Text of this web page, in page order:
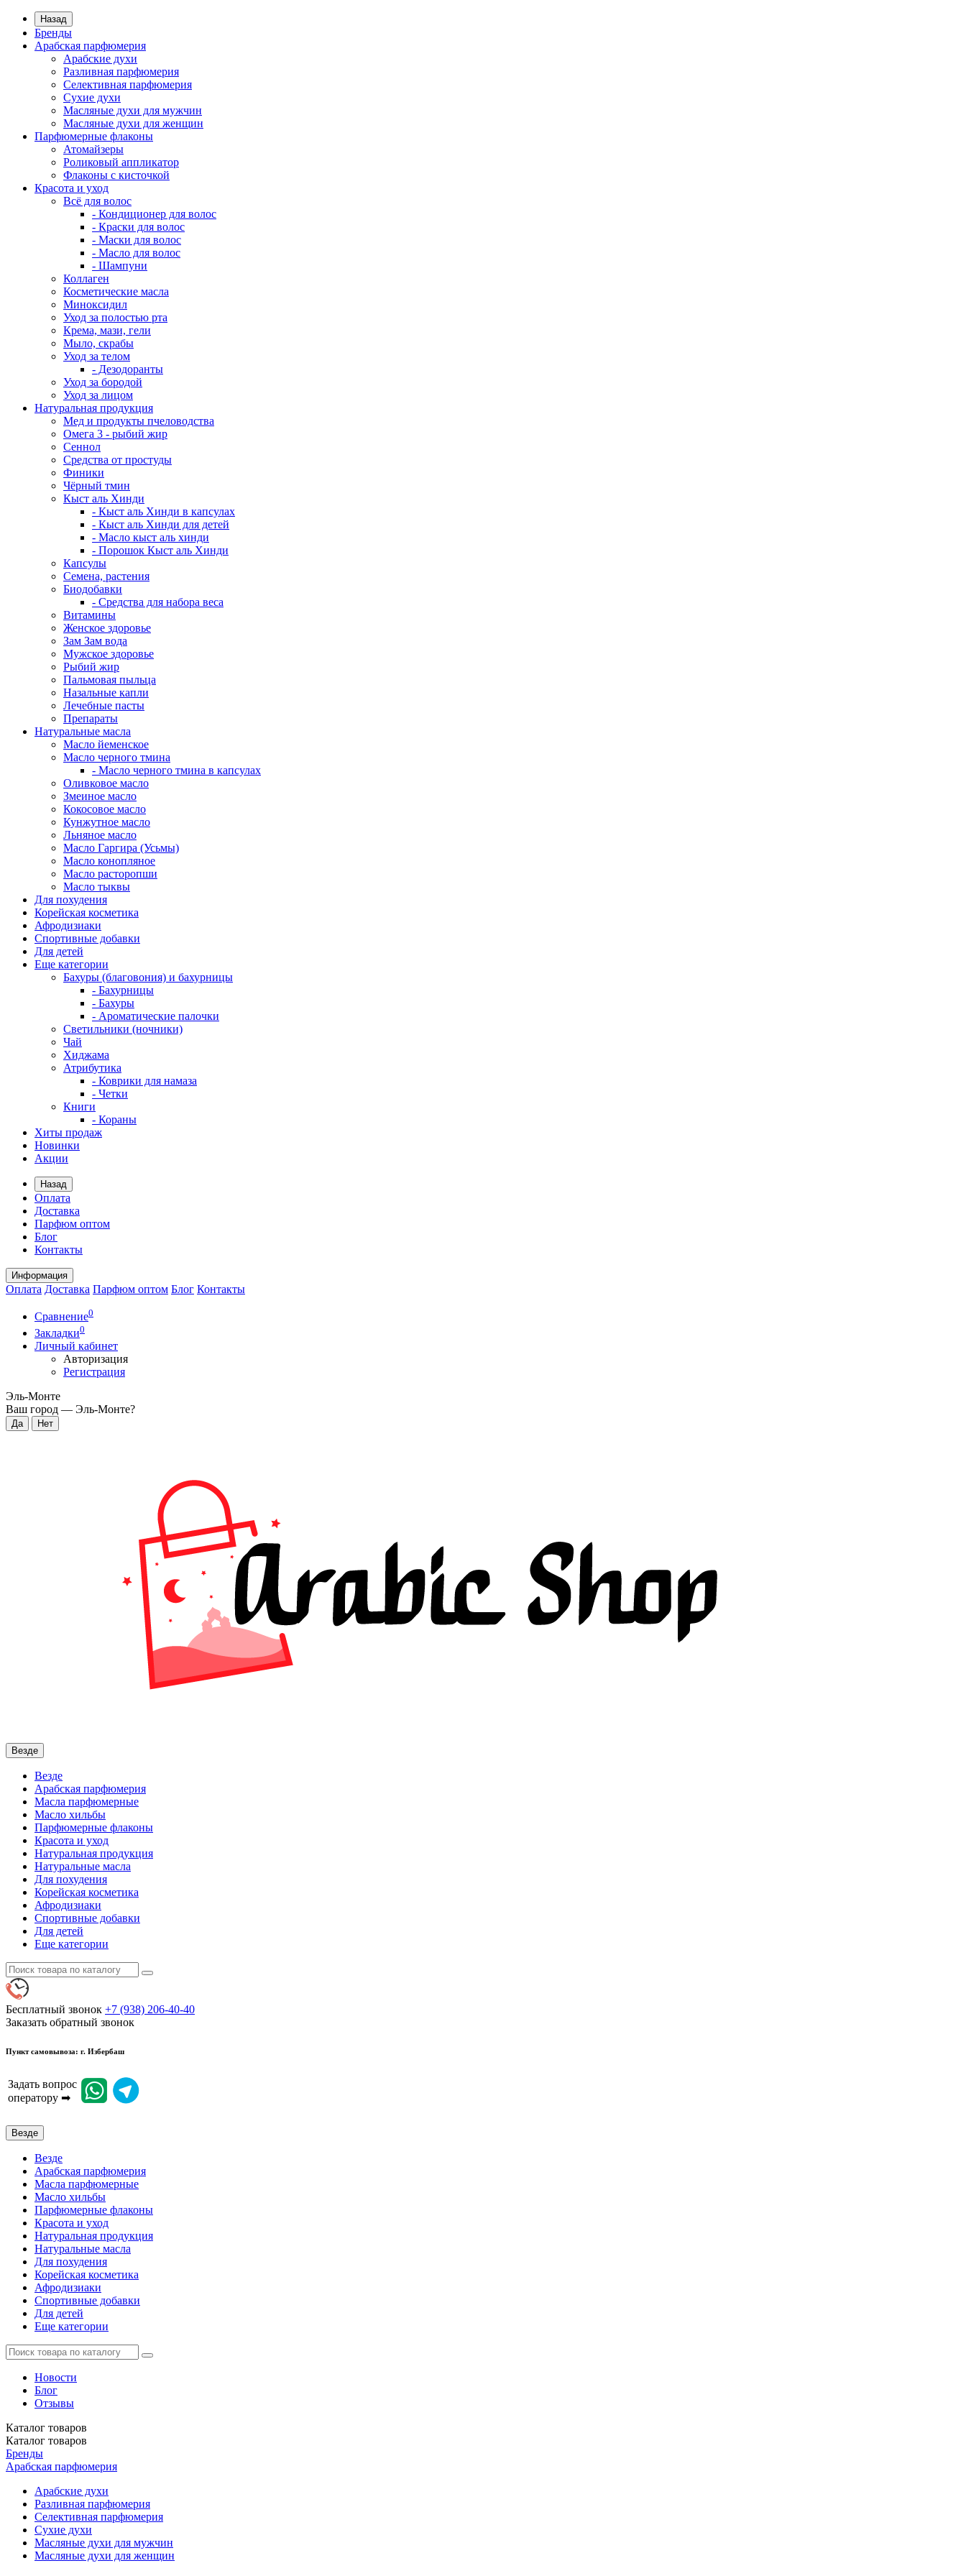
Назад
Бренды
Арабская парфюмерия
Арабские духи
Разливная парфюмерия
Селективная парфюмерия
Сухие духи
Масляные духи для мужчин
Масляные духи для женщин
Парфюмерные флаконы
Атомайзеры
Роликовый аппликатор
Флаконы с кисточкой
Красота и уход
Всё для волос
- Кондиционер для волос
- Краски для волос
- Маски для волос
- Масло для волос
- Шампуни
Коллаген
Косметические масла
Миноксидил
Уход за полостью рта
Крема, мази, гели
Мыло, скрабы
Уход за телом
- Дезодоранты
Уход за бородой
Уход за лицом
Натуральная продукция
Мед и продукты пчеловодства
Омега 3 - рыбий жир
Сеннол
Средства от простуды
Финики
Чёрный тмин
Кыст аль Хинди
- Кыст аль Хинди в капсулах
- Кыст аль Хинди для детей
- Масло кыст аль хинди
- Порошок Кыст аль Хинди
Капсулы
Семена, растения
Биодобавки
- Средства для набора веса
Витамины
Женское здоровье
Зам Зам вода
Мужское здоровье
Рыбий жир
Пальмовая пыльца
Назальные капли
Лечебные пасты
Препараты
Натуральные масла
Масло йеменское
Масло черного тмина
- Масло черного тмина в капсулах
Оливковое масло
Змеиное масло
Кокосовое масло
Кунжутное масло
Льняное масло
Масло Гаргира (Усьмы)
Масло конопляное
Масло расторопши
Масло тыквы
Для похудения
Корейская косметика
Афродизиаки
Спортивные добавки
Для детей
Еще категории
Бахуры (благовония) и бахурницы
- Бахурницы
- Бахуры
- Ароматические палочки
Светильники (ночники)
Чай
Хиджама
Атрибутика
- Коврики для намаза
- Четки
Книги
- Кораны
Хиты продаж
Новинки
Акции
Назад
Оплата
Доставка
Парфюм оптом
Блог
Контакты
Информация
Оплата Доставка Парфюм оптом Блог Контакты
Сравнение0
Закладки0
Личный кабинет
Авторизация
Регистрация
Эль-Монте
Ваш город — Эль-Монте?
Везде
Везде
Арабская парфюмерия
Масла парфюмерные
Масло хильбы
Парфюмерные флаконы
Красота и уход
Натуральная продукция
Натуральные масла
Для похудения
Корейская косметика
Афродизиаки
Спортивные добавки
Для детей
Еще категории
Бесплатный звонок +7 (938) 206-40-40
Заказать обратный звонок
Пункт самовывоза: г. Избербаш
Задать вопрос
оператору ➡
Везде
Везде
Арабская парфюмерия
Масла парфюмерные
Масло хильбы
Парфюмерные флаконы
Красота и уход
Натуральная продукция
Натуральные масла
Для похудения
Корейская косметика
Афродизиаки
Спортивные добавки
Для детей
Еще категории
Новости
Блог
Отзывы
Каталог товаров
Каталог товаров
Бренды
Арабская парфюмерия
Арабские духи
Разливная парфюмерия
Селективная парфюмерия
Сухие духи
Масляные духи для мужчин
Масляные духи для женщин